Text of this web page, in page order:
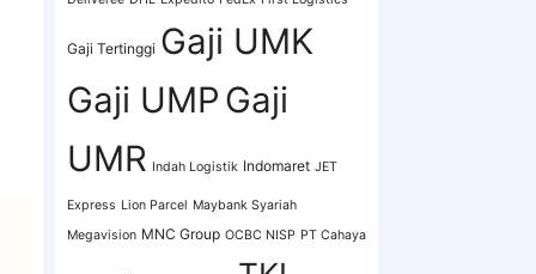
Gaji Tertinggi Gaji UMK
Gaji UMP Gaji
UMR Indah Logistik Indomaret JET
Express Lion Parcel Maybank Syariah
Megavision MNC Group OCBC NISP PT Cahaya